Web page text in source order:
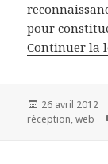
pour
Continuer la
Publié
le
26 avril 2012
réception,web